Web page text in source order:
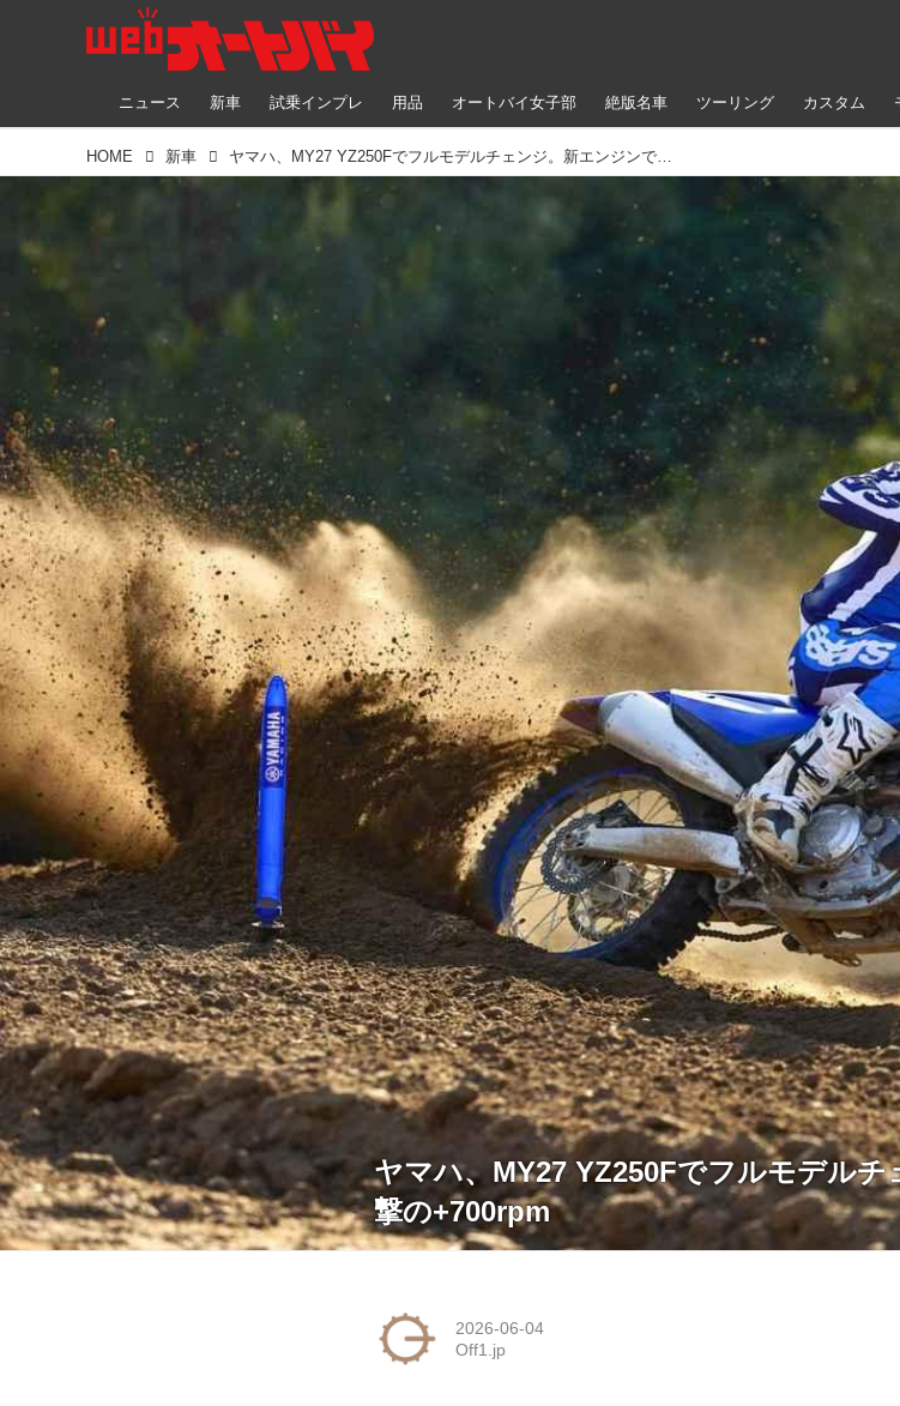
ニュース 新車 試乗インプレ 用品 オートバイ女子部 絶版名車 ツーリング カスタム
HOME 新車 ヤマハ、MY27 YZ250Fでフルモデルチェンジ。新エンジンで衝撃の+700rpm
ヤマハ、MY27 YZ250Fでフルモデル
撃の+700rpm
2026-06-04
Off1.jp